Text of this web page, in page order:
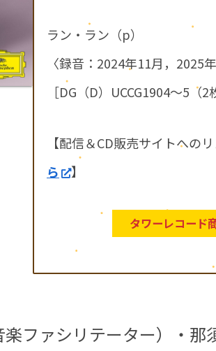
ラン・ラン（p）
〈録音：2024年11月，2025年
［DG（D）UCCG1904～5（2
【配信＆CD販売サイトへの
ら
】
タワーレコード
ファシリテーター）
・那